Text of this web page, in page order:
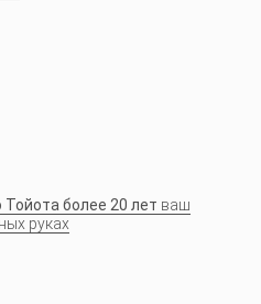
более 20 лет ваш
руках